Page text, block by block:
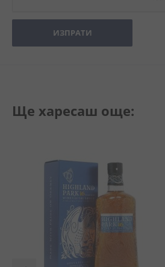
ИЗПРАТИ
Ще харесаш още: